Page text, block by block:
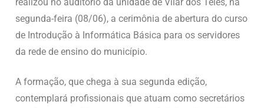
segunda-feira (08/06), a cerimônia de abertura do curso
de Introdução à Informática Básica para os servidores
da rede de ensino do município.
A formação, que chega à sua segunda edição,
contemplará profissionais que atuam como secretários